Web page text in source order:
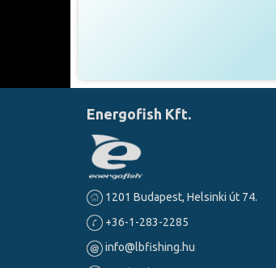
Energofish Kft.
1201 Budapest, Helsinki út 74.
+36-1-283-2285
info@lbfishing.hu